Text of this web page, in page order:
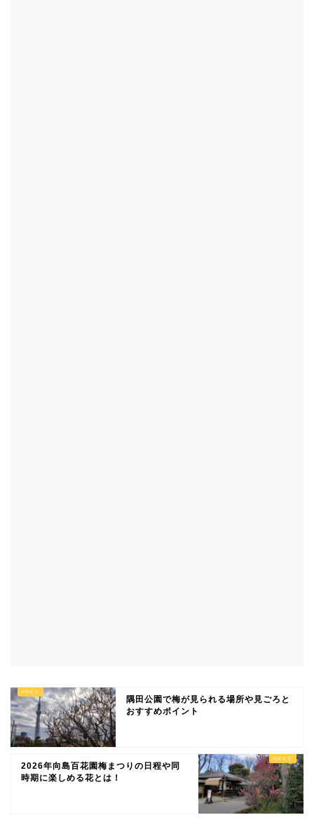
隅田公園で梅が見られる場所や見ごろと
おすすめポイント
2026年向島百花園梅まつりの日程や同
時期に楽しめる花とは！